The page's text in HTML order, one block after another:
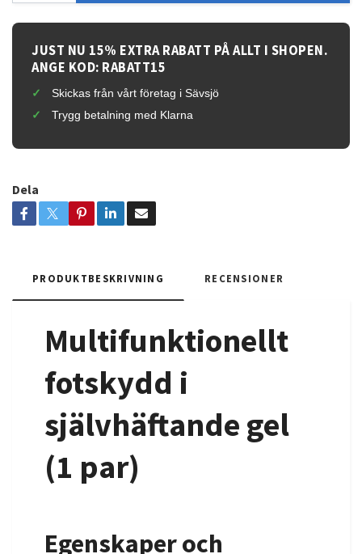
JUST NU 15% EXTRA RABATT PÅ ALLT I SHOPEN.
ANGE KOD: RABATT15
Skickas från vårt företag i Sävsjö
Trygg betalning med Klarna
Dela
PRODUKTBESKRIVNING RECENSIONER
Multifunktionellt
fotskydd i
självhäftande gel
(1 par)
Egenskaper och